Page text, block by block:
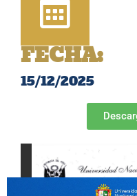
FECHA:
15/12/2025